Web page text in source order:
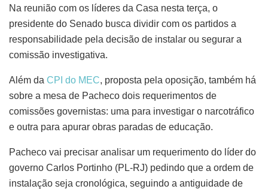
Na reunião com os líderes da Casa nesta terça, o
presidente do Senado busca dividir com os partidos a
responsabilidade pela decisão de instalar ou segurar a
comissão investigativa.
Além da CPI do MEC, proposta pela oposição, também há
sobre a mesa de Pacheco dois requerimentos de
comissões governistas: uma para investigar o narcotráfico
e outra para apurar obras paradas de educação.
Pacheco vai precisar analisar um requerimento do líder do
governo Carlos Portinho (PL-RJ) pedindo que a ordem de
instalação seja cronológica, seguindo a antiguidade de